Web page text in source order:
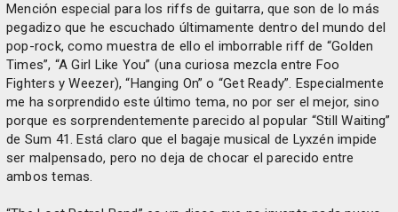
Mención especial para los riffs de guitarra, que son de lo más
pegadizo que he escuchado últimamente dentro del mundo del
pop-rock, como muestra de ello el imborrable riff de “Golden
Times”, “A Girl Like You” (una curiosa mezcla entre Foo
Fighters y Weezer), “Hanging On” o “Get Ready”. Especialmente
me ha sorprendido este último tema, no por ser el mejor, sino
porque es sorprendentemente parecido al popular “Still Waiting”
de Sum 41. Está claro que el bagaje musical de Lyxzén impide
ser malpensado, pero no deja de chocar el parecido entre
ambos temas.